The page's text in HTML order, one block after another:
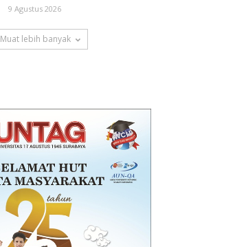
9 Agustus 2026
Muat lebih banyak